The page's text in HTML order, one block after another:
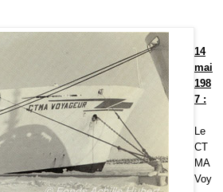
14
mai
198
7 :
Le
CT
MA
Voy